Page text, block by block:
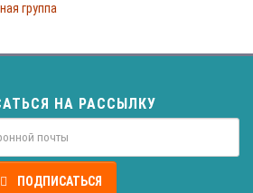
группа
НА РАССЫЛКУ
ПОДПИСАТЬСЯ